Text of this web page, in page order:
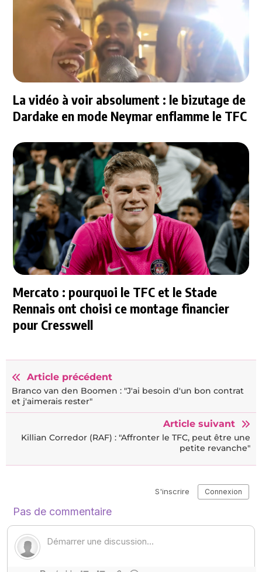
La vidéo à voir absolument : le bizutage de
Dardake en mode Neymar enflamme le TFC
Mercato : pourquoi le TFC et le Stade
Rennais ont choisi ce montage financier
pour Cresswell
Article précédent
Branco van den Boomen : "J'ai besoin d'un bon contrat
et j'aimerais rester"
Article suivant
Killian Corredor (RAF) : "Affronter le TFC, peut être une
petite revanche"